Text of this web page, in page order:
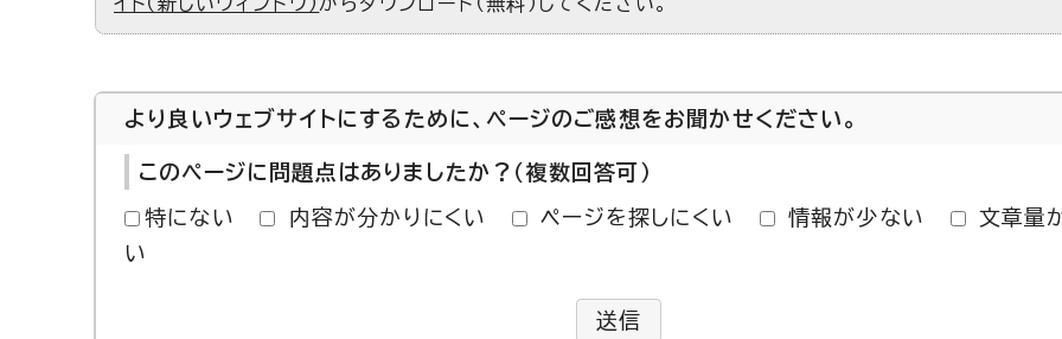
より良いウェブサイトにするために、ページのご感想をお聞かせください。
このページに問題点はありましたか？（複数回答可）
特にない 内容が分かりにくい ページを探しにくい 情報が少ない
文章量
い
送信